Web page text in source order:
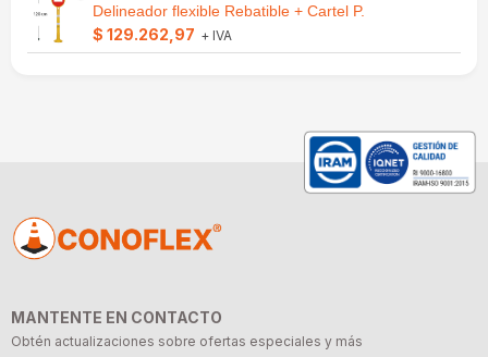
Delineador flexible Rebatible + Cartel P.
$ 129.262,97 + IVA
MANTENTE EN CONTACTO
Obtén actualizaciones sobre ofertas especiales y más